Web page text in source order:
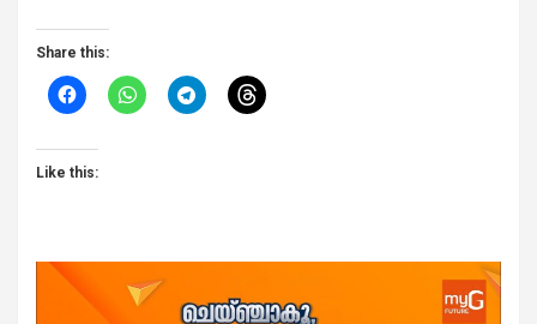
Share this:
Like this: